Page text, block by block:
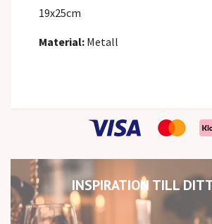
INSPIRATION TILL
19x25cm
Material: Metall